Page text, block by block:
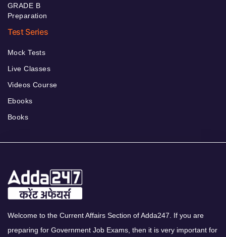
GRADE B
Preparation
Test Series
Mock Tests
Live Classes
Videos Course
Ebooks
Books
Welcome to the Current Affairs Section of Adda247. If you are
preparing for Government Job Exams, then it is very important for